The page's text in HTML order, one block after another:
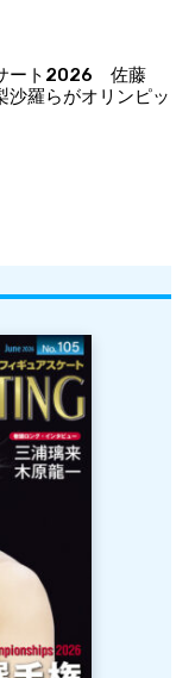
ート2026 佐藤
沙羅らがオリンピッ